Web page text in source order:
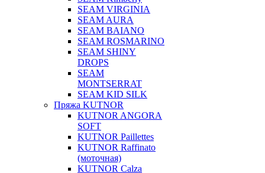
SEAM VIRGINIA
SEAM AURA
SEAM BAIANO
SEAM ROSMARINO
SEAM SHINY
DROPS
SEAM
MONTSERRAT
SEAM KID SILK
Пряжа KUTNOR
KUTNOR ANGORA
SOFT
KUTNOR Paillettes
KUTNOR Raffinato
(моточная)
KUTNOR Calza